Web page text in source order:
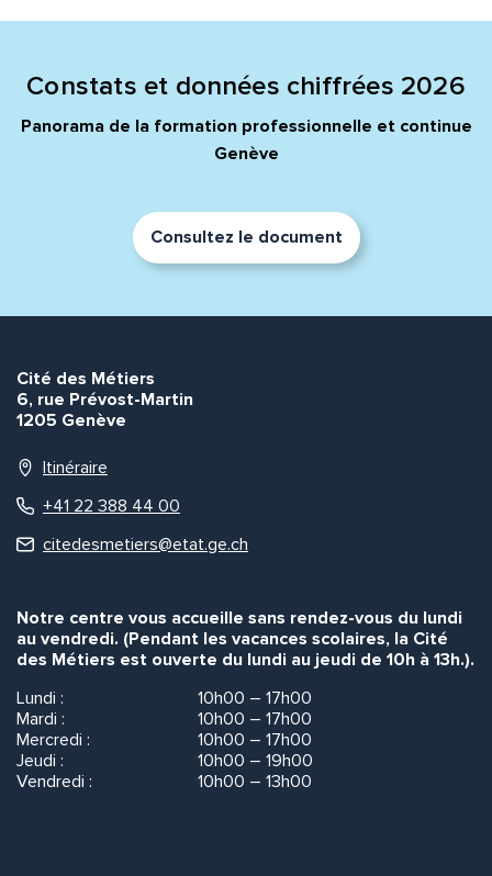
Constats et données chiffrées 2026
Panorama de la formation professionnelle et continue
Genève
Consultez le document
Cité des Métiers
6, rue Prévost-Martin
1205 Genève
Itinéraire
+41 22 388 44 00
citedesmetiers@etat.ge.ch
Notre centre vous accueille sans rendez-vous du lundi
au vendredi. (Pendant les vacances scolaires, la Cité
des Métiers est ouverte du lundi au jeudi de 10h à 13h.).
Lundi :
10h00 – 17h00
Mardi :
10h00 – 17h00
Mercredi :
10h00 – 17h00
Jeudi :
10h00 – 19h00
Vendredi :
10h00 – 13h00